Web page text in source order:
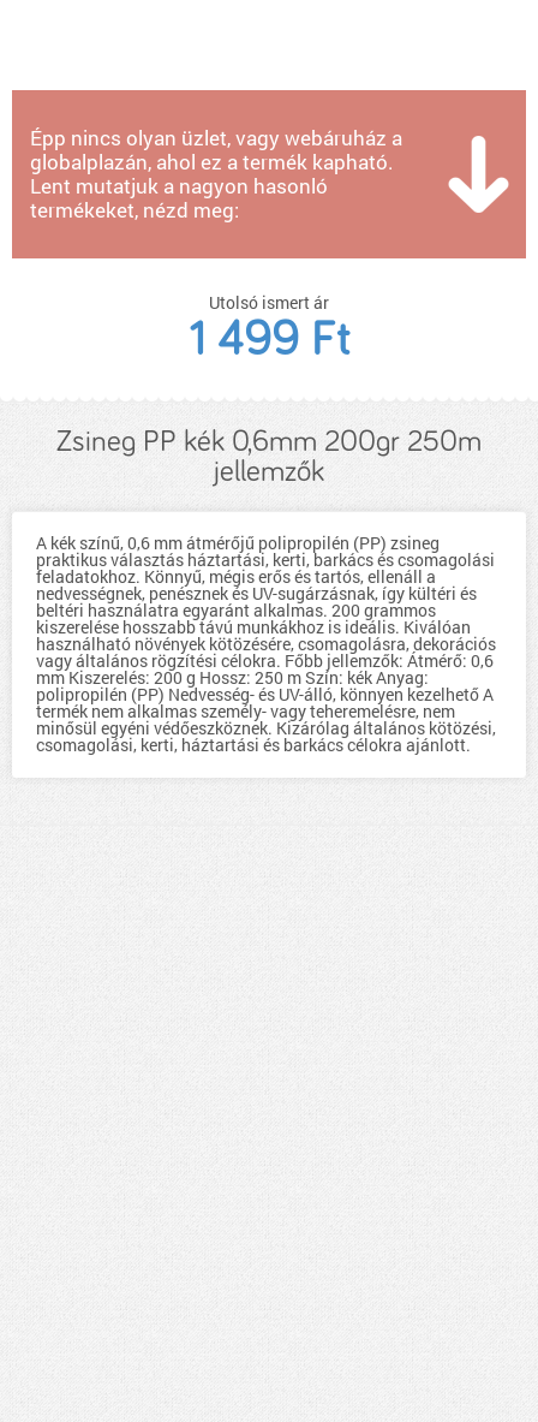
Épp nincs olyan üzlet, vagy webáruház a
globalplazán, ahol ez a termék kapható.
Lent mutatjuk a nagyon hasonló
termékeket, nézd meg:
Utolsó ismert ár
1 499 Ft
Zsineg PP kék 0,6mm 200gr 250m
jellemzők
A kék színű, 0,6 mm átmérőjű polipropilén (PP) zsineg
praktikus választás háztartási, kerti, barkács és csomagolási
feladatokhoz. Könnyű, mégis erős és tartós, ellenáll a
nedvességnek, penésznek és UV-sugárzásnak, így kültéri és
beltéri használatra egyaránt alkalmas. 200 grammos
kiszerelése hosszabb távú munkákhoz is ideális. Kiválóan
használható növények kötözésére, csomagolásra, dekorációs
vagy általános rögzítési célokra. Főbb jellemzők: Átmérő: 0,6
mm Kiszerelés: 200 g Hossz: 250 m Szín: kék Anyag:
polipropilén (PP) Nedvesség- és UV-álló, könnyen kezelhető A
termék nem alkalmas személy- vagy teheremelésre, nem
minősül egyéni védőeszköznek. Kizárólag általános kötözési,
csomagolási, kerti, háztartási és barkács célokra ajánlott.